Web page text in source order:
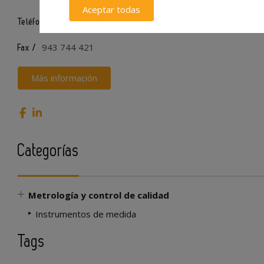
Teléfono / 902 13 35 35
Fax / 943 744 421
Más información
Categorías
Metrología y control de calidad
Instrumentos de medida
Tags
Aceptar todas